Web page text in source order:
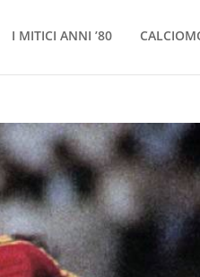
I MITICI ANNI ’80